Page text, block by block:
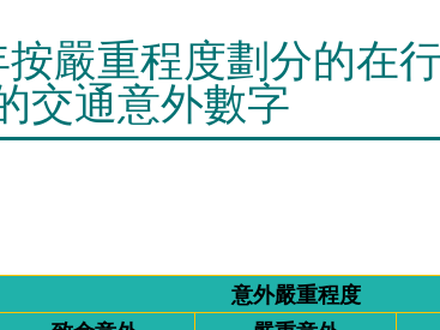
嚴重程度劃分的在
交通意外數字
意外嚴重程度